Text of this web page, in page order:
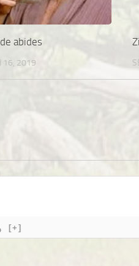
abides
16, 2019
[+]